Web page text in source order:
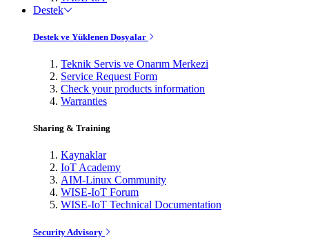
Destek
Destek ve Yüklenen Dosyalar
Teknik Servis ve Onarım Merkezi
Service Request Form
Check your products information
Warranties
Sharing & Training
Kaynaklar
IoT Academy
AIM-Linux Community
WISE-IoT Forum
WISE-IoT Technical Documentation
Security Advisory